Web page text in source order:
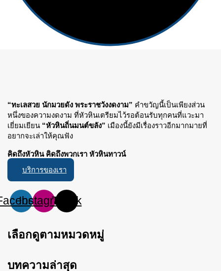
“ทะเลสวย นักมวยดัง พระราชวังงดงาม” คำขวัญนี้เป็นเพียงส่วน
หนึ่งของความงดงาม ที่หัวหินเตรียมไว้รอต้อนรับทุกคนที่แวะมา
เยี่ยมเยียน “หัวหินถิ่นมนต์ขลัง” เมืองนี้ยังมีเรื่องราวอีกมากมายที่
อยากจะเล่าให้คุณฟัง
คิดถึงหัวหิน คิดถึงพวกเรา หัวหินทาวน์
บริการของเรา
InstagramTiktok
เลือกดูตามหมวดหมู่
บทความล่าสุด